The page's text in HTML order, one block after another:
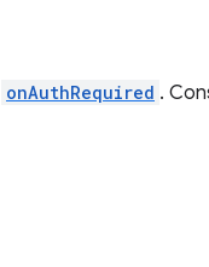
onAuthRequired .